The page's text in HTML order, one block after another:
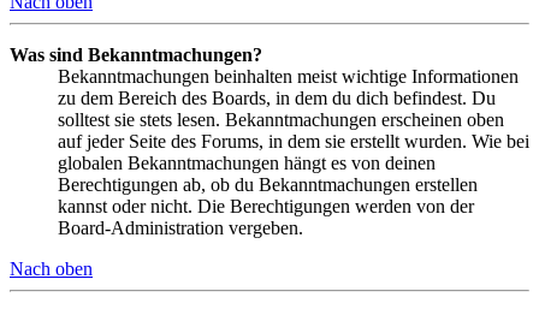
Was sind Bekanntmachungen?
Bekanntmachungen beinhalten meist wichtige Informationen
zu dem Bereich des Boards, in dem du dich befindest. Du
solltest sie stets lesen. Bekanntmachungen erscheinen oben
auf jeder Seite des Forums, in dem sie erstellt wurden. Wie bei
globalen Bekanntmachungen hängt es von deinen
Berechtigungen ab, ob du Bekanntmachungen erstellen
kannst oder nicht. Die Berechtigungen werden von der
Board-Administration vergeben.
Nach oben